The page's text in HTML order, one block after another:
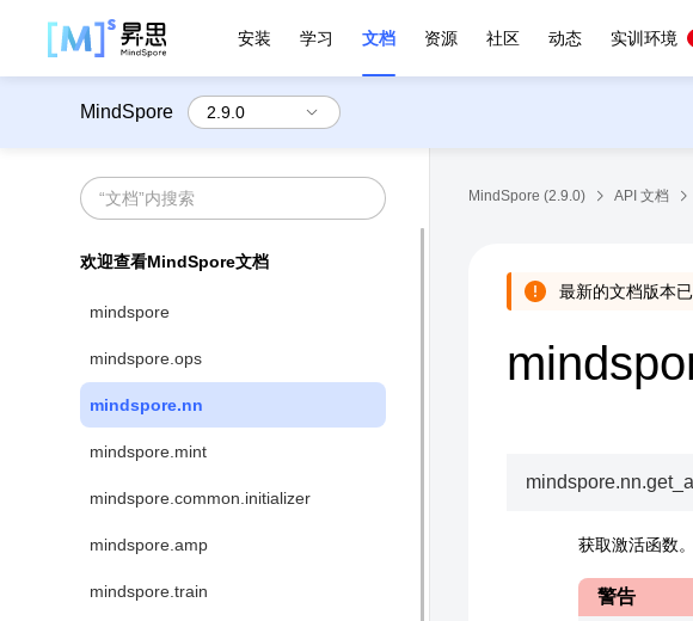
安装 学习 文档 资源 社区 动态 实训环境
MindSpore
欢迎查看MindSpore文档
mindspore
mindspore.ops
mindspore.nn
mindspore.mint
mindspore.common.initializer
mindspore.amp
mindspore.train
MindSpore (2.9.0) API 文档
最新的文档版本
mindspore.nn.
获取激活函数。
警告